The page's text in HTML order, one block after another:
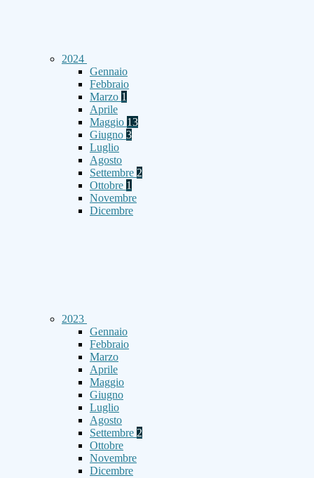
2024
Gennaio
Febbraio
Marzo 1
Aprile
Maggio 13
Giugno 3
Luglio
Agosto
Settembre 2
Ottobre 1
Novembre
Dicembre
2023
Gennaio
Febbraio
Marzo
Aprile
Maggio
Giugno
Luglio
Agosto
Settembre 2
Ottobre
Novembre
Dicembre